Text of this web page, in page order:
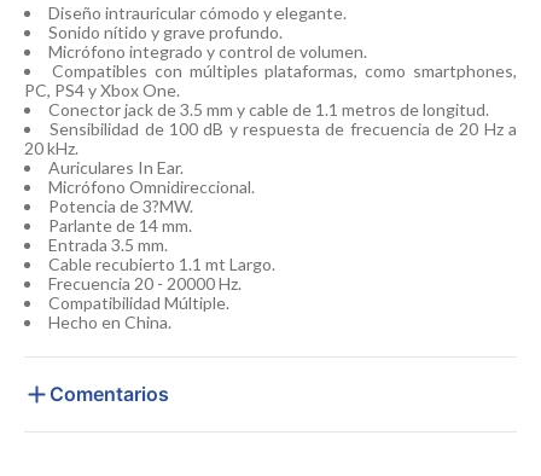
Diseño intrauricular cómodo y elegante.
Sonido nítido y grave profundo.
Micrófono integrado y control de volumen.
Compatibles con múltiples plataformas, como smartphones,
PC, PS4 y Xbox One.
Conector jack de 3.5 mm y cable de 1.1 metros de longitud.
Sensibilidad de 100 dB y respuesta de frecuencia de 20 Hz a
20 kHz.
Auriculares In Ear.
Micrófono Omnidireccional.
Potencia de 3?MW.
Parlante de 14 mm.
Entrada 3.5 mm.
Cable recubierto 1.1 mt Largo.
Frecuencia 20 - 20000 Hz.
Compatibilidad Múltiple.
Hecho en China.
Comentarios